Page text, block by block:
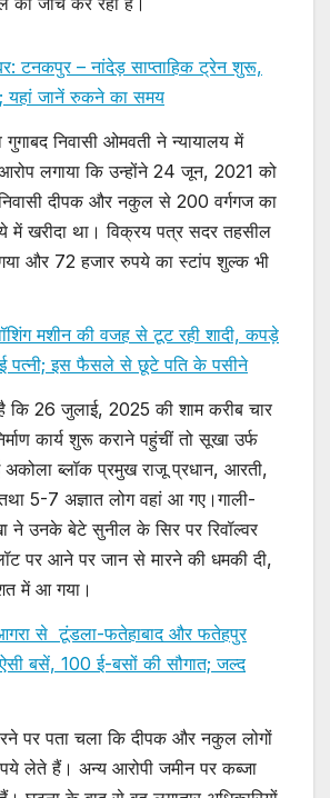
टनकपुर – नांदेड़ साप्ताहिक ट्रेन शुरू,
यहां जानें रुकने का समय
निवासी ओमवती ने न्यायालय में
आरोप लगाया कि उन्होंने 24 जून, 2021 को
दीपक और नकुल से 200 वर्गगज का
में खरीदा था। विक्रय पत्र सदर तहसील
और 72 हजार रुपये का स्टांप शुल्क भी
मशीन की वजह से टूट रही शादी, कपड़े
पत्नी; इस फैसले से छूटे पति के पसीने
कि 26 जुलाई, 2025 की शाम करीब चार
कार्य शुरू कराने पहुंचीं तो सूखा उर्फ
ब्लॉक प्रमुख राजू प्रधान, आरती,
5-7 अज्ञात लोग वहां आ गए।गाली-
उनके बेटे सुनील के सिर पर रिवॉल्वर
पर आने पर जान से मारने की धमकी दी,
में आ गया।
से टूंडला-फतेहाबाद और फतेहपुर
बसें, 100 ई-बसों की सौगात; जल्द
पर पता चला कि दीपक और नकुल लोगों
लेते हैं। अन्य आरोपी जमीन पर कब्जा